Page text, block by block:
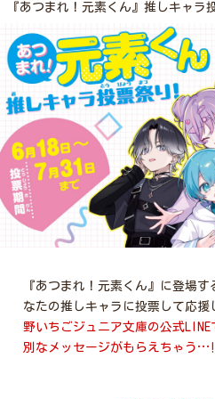
これまでの本
発売予定
シリーズ
さがす
作品募集
プレゼントコーナー
公式LINEアカウント
利用規約
『あつまれ！元素くん』推しキャラ
『あつまれ！元素くん』に登場
なたの推しキャラに投票して応援
野いちごジュニア文庫の公式
別なメッセージがもらえちゃう